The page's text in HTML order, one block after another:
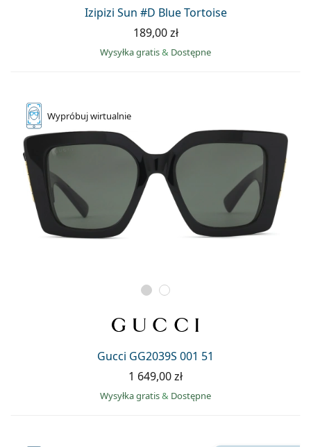
Izipizi Sun #D Blue Tortoise
189,00 zł
Wysyłka gratis& Dostępne
Wypróbujwirtualnie
Gucci GG2039S 001 51
1 649,00 zł
Wysyłka gratis& Dostępne